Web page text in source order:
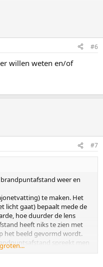
#6
willen weten en/of
#7
weer en
te maken. Het
licht gaat) bepaalt mede de
hoe duurder de lens
heeft niks te zien met
het beeld gevormd wordt.
spreekt men
klein, dan spreekt men